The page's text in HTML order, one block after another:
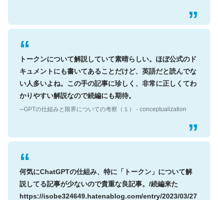
トークンについて解説していて素晴らしい。ほぼ公式のド
キュメントにも書いてあることだけど、英語だと読んでな
い人多いよね。この手の記事に珍しく、非常に正しくてわ
かりやすい解説なので続編にも期待。
何気にChatGPTの仕組み、特に「トークン」について解
説してる記事が少ないので貴重な良記事。/続編来た